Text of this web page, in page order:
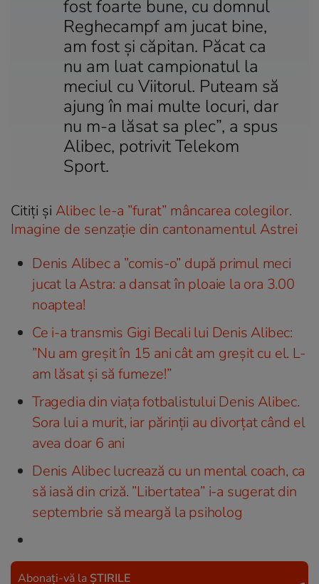
fost foarte bune, cu domnul
Reghecampf am jucat bine,
am fost şi căpitan. Păcat ca
nu am luat campionatul la
meciul cu Viitorul. Puteam să
ajung în mai multe locuri, dar
nu m-a lăsat sa plec”, a spus
Alibec, potrivit Telekom
Sport.
Citiţi şi Alibec le-a ”furat” mâncarea colegilor.
Imagine de senzaţie din cantonamentul Astrei
Denis Alibec a ”comis-o” după primul meci
jucat la Astra: a dansat în ploaie la ora 3.00
noaptea!
Ce i-a transmis Gigi Becali lui Denis Alibec:
”Nu am greşit în 15 ani cât am greşit cu el. L-
am lăsat şi să fumeze!”
Tragedia din viaţa fotbalistului Denis Alibec.
Sora lui a murit, iar părinţii au divorţat când el
avea doar 6 ani
Denis Alibec lucrează cu un mental coach, ca
să iasă din criză. ”Libertatea” i-a sugerat din
septembrie să meargă la psiholog
Abonați-vă la ȘTIRILE